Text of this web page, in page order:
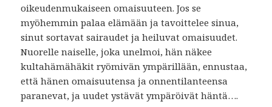
oikeudenmukaiseen omaisuuteen. Jos se
myöhemmin palaa elämään ja tavoittelee sinua,
sinut sortavat sairaudet ja heiluvat omaisuudet.
Nuorelle naiselle, joka unelmoi, hän näkee
kultahämähäkit ryömivän ympärillään, ennustaa,
että hänen omaisuutensa ja onnentilanteensa
paranevat, ja uudet ystävät ympäröivät häntä….